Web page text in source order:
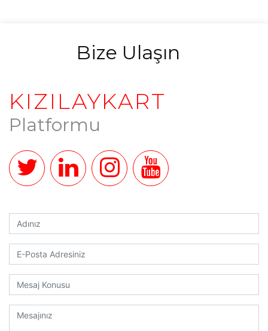
Bize Ulaşın
KIZILAYKART
Platformu